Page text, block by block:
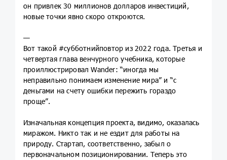
он привлек 30 миллионов долларов инвестиций,
новые точки явно скоро откроются.
—
Вот такой #субботнийповтор из 2022 года. Третья и
четвертая глава венчурного учебника, которые
проиллюстрировал Wander: “иногда мы
неправильно понимаем изменение мира” и “с
деньгами на счету ошибки пережить гораздо
проще”.
Изначальная концепция проекта, видимо, оказалась
миражом. Никто так и не ездит для работы на
природу. Стартап, соответственно, забыл о
первоначальном позиционировании. Теперь это